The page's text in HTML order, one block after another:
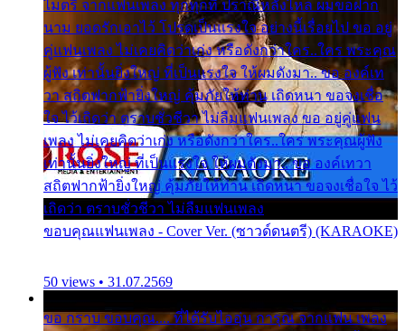
ไมตรี จากแฟนเพลง ทุกทุกที่ ปราณีหลั่งไหล ผมขอฝาก
นาม ยอดรักเอาไว้ โปรดเป็นแรงใจ อย่างนี้เรื่อยไป ขอ อยู่
คู่แฟนเพลง ไม่เคยคิดว่าเก่ง หรือดังกว่าใคร..ใคร พระคุณ
ผู้ฟัง เท่านั้นยิ่งใหญ่ ที่เป็นแรงใจ ให้ผมดังมา.. ขอ องค์เท
วา สถิตฟากฟ้ายิ่งใหญ่ คุ้มภัยให้ท่าน เถิดหนา ขอจงเชื่อ
ใจ ไว้เถิดว่า ตราบชั่วชีวา ไม่ลืมแฟนเพลง ขอ อยู่คู่แฟน
เพลง ไม่เคยคิดว่าเก่ง หรือดังกว่าใคร..ใคร พระคุณผู้ฟัง
เท่านั้นยิ่งใหญ่ ที่เป็นแรงใจ ให้ผมดังมา.. ขอ องค์เทวา
สถิตฟากฟ้ายิ่งใหญ่ คุ้มภัยให้ท่าน เถิดหนา ขอจงเชื่อใจ ไว้
เถิดว่า ตราบชั่วชีวา ไม่ลืมแฟนเพลง
ขอบคุณแฟนเพลง - Cover Ver. (ซาวด์ดนตรี) (KARAOKE)
50 views • 31.07.2569
ขอ กราบ ขอบคุณ.... ที่ได้รับไออุ่น การุณ จากแฟน เพลง